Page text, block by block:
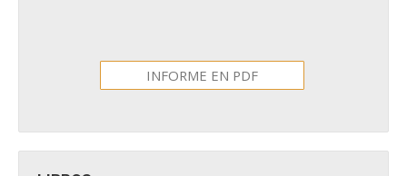
INFORME EN PDF